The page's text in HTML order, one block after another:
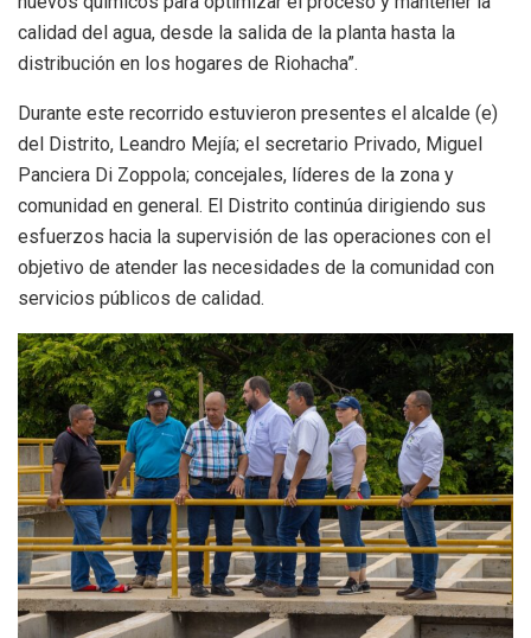
calidad del agua, desde la salida de la planta hasta la
distribución en los hogares de Riohacha”.
Durante este recorrido estuvieron presentes el alcalde (e)
del Distrito, Leandro Mejía; el secretario Privado, Miguel
Panciera Di Zoppola; concejales, líderes de la zona y
comunidad en general. El Distrito continúa dirigiendo sus
esfuerzos hacia la supervisión de las operaciones con el
objetivo de atender las necesidades de la comunidad con
servicios públicos de calidad.